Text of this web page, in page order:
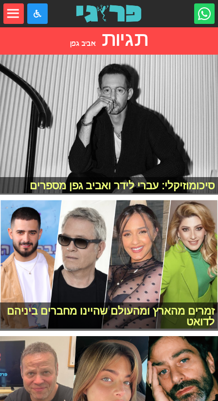
תגיותאביב גפן
סיכומוזיקלי: עברי לידר ואביב גפן מספרים
זמרים מהארץ ומהעולם שהיינו מחברים ביניהם
לדואט